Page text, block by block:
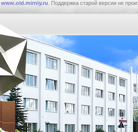
www.old.mirniy.ru . Поддержка старой версии не